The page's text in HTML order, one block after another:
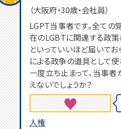
（大阪府・30歳・会社員）
LGPT当事者です。全ての
在のLGBTに関連する政
といっていいほど届いて
による政争の道具として使
一度立ち止まって、当事
えないでしょうか？
人権